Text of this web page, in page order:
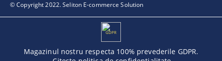
© Copyright 2022. Seliton E-commerce Solution
GDPR
Magazinul nostru respecta 100% prevederile GDPR.